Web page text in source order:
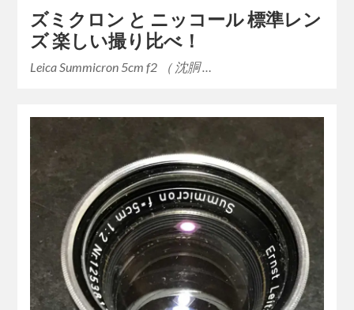
ズミクロン と ニッコール 標準レン
ズ 楽しい撮り比べ！
Leica Summicron 5cm f2 （ 沈胴 …